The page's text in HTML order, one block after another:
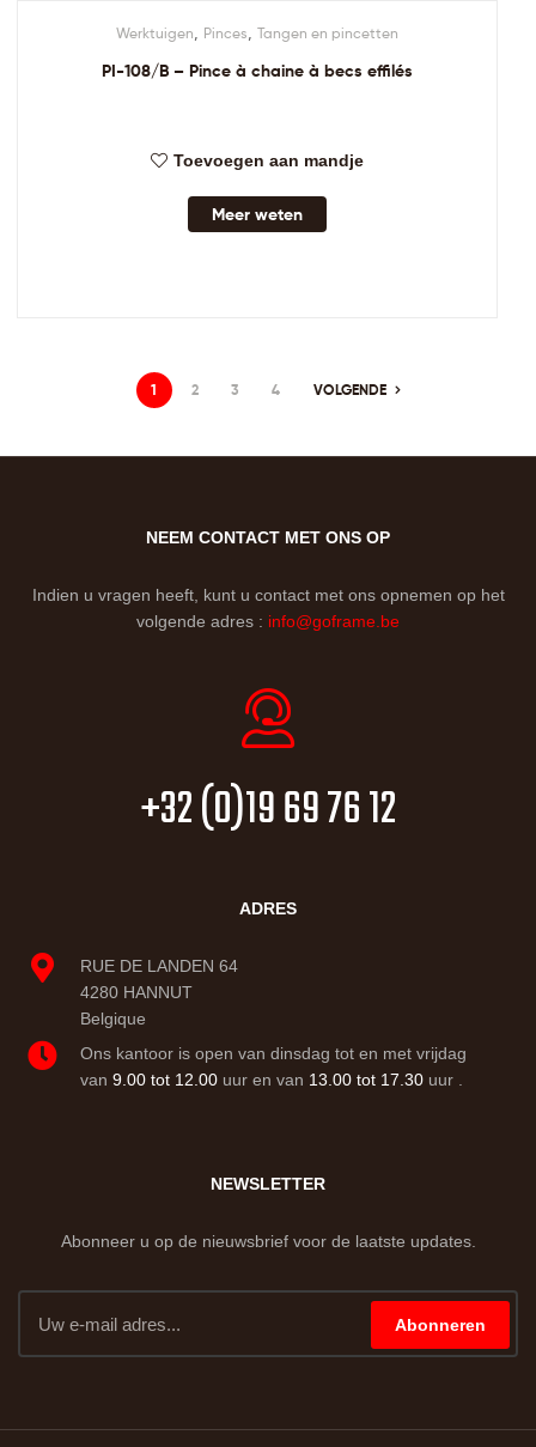
Werktuigen, Pinces, Tangen en pincetten
PI-108/B – Pince à chaine à becs effilés
Toevoegen aan mandje
Meer weten
1 2 3 4 VOLGENDE
NEEM CONTACT MET ONS OP
Indien u vragen heeft, kunt u contact met ons opnemen op het
volgende adres : info@goframe.be
+32 (0)19 69 76 12
ADRES
RUE DE LANDEN 64
4280 HANNUT
Belgique
Ons kantoor is open van dinsdag tot en met vrijdag
van 9.00 tot 12.00uur en van 13.00 tot 17.30uur .
NEWSLETTER
Abonneer u op de nieuwsbrief voor de laatste updates.
Abonneren